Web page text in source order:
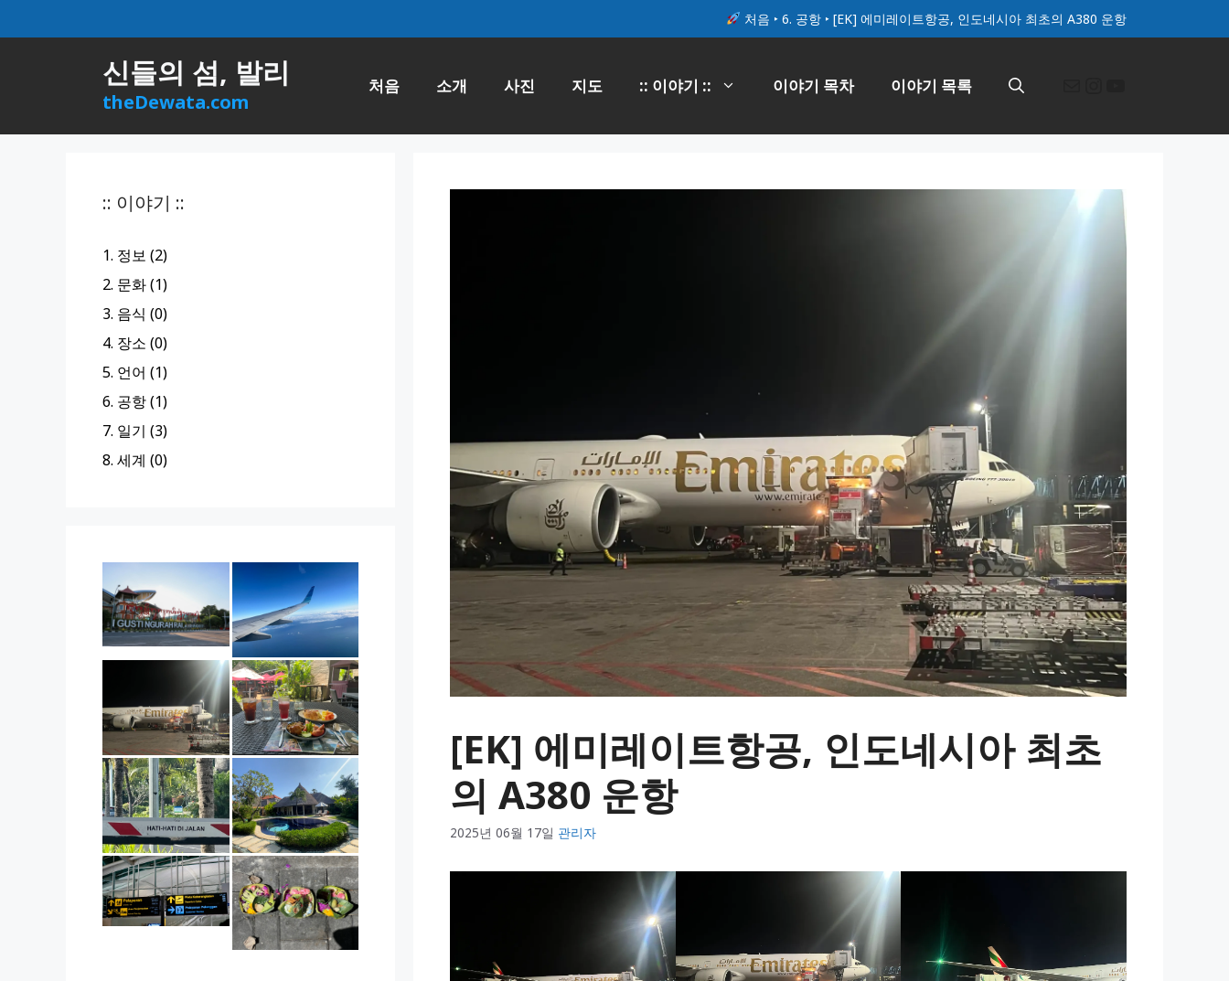
처음 ‣ 6. 공항 ‣ [EK] 에미레이트항공, 인도네시아 최초의 A380 운항
신들의 섬, 발리
theDewata.com
처음 소개 사진 지도 :: 이야기 :: 이야기 목차 이야기 목록
[EK] 에미레이트항공, 인도네시아 최초
의 A380 운항
2025년 06월 17일 관리자
:: 이야기 ::
1. 정보 (2)
2. 문화 (1)
3. 음식 (0)
4. 장소 (0)
5. 언어 (1)
6. 공항 (1)
7. 일기 (3)
8. 세계 (0)